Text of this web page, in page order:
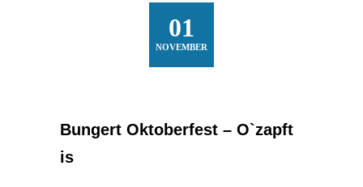
01
NOVEMBER
Bungert Oktoberfest – O`zapft
is